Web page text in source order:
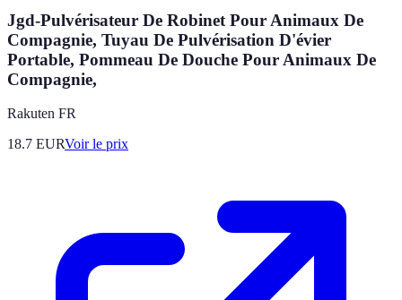
Jgd-Pulvérisateur De Robinet Pour Animaux De
Compagnie, Tuyau De Pulvérisation D'évier
Portable, Pommeau De Douche Pour Animaux De
Compagnie,
Rakuten FR
18.7 EURVoir le prix